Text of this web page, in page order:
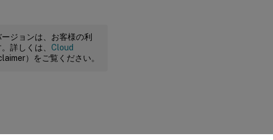
ジョンは、お客様の利
詳しくは、 Cloud
）をご覧ください。